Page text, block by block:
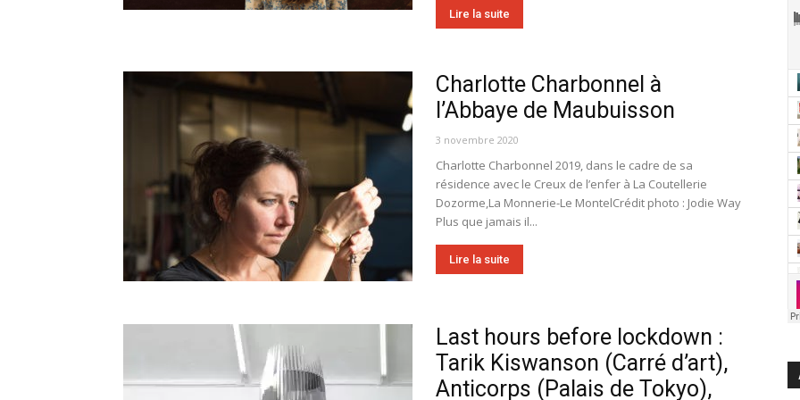
Lire la suite
Charlotte Charbonnel à
l’Abbaye de Maubuisson
3 novembre 2020
Charlotte Charbonnel 2019, dans le cadre de sa
résidence avec le Creux de l’enfer à La Coutellerie
Dozorme,La Monnerie-Le MontelCrédit photo : Jodie Way
Plus que jamais il...
Lire la suite
Last hours before lockdown :
Tarik Kiswanson (Carré d’art),
Anticorps (Palais de Tokyo),